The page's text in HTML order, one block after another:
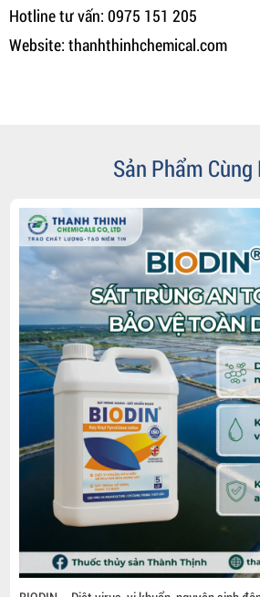
Hotline tư vấn: 0975 151 205
Website: thanhthinhchemical.com
Sản Phẩm Cùng